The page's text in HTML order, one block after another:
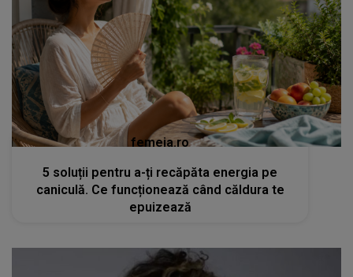
femeia.ro
5 soluții pentru a-ți recăpăta energia pe
caniculă. Ce funcționează când căldura te
epuizează